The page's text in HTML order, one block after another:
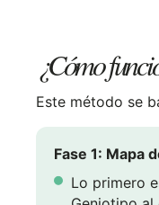
¿Cómo
Este método se
Fase 1: Mapa
Lo primero